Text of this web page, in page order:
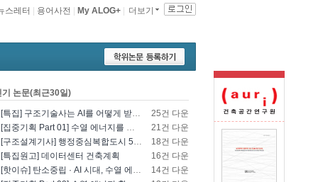
더보기
My ALOG+
용어사전
스레터
기 논문(최근30일)
[특집] 구조기술사는 AI를 어떻게 받아들일 것인가? - 영국구조기술사회의 AI 및 L..
25건 다운
[집중기획 Part 01] 수열 에너지를 이용한 건물 냉난방 및 데이터센터 냉각
21건 다운
[구조설계기사] 행정중심복합도시 5-1생활권 L5BL 공공주택 건설공사 모듈러 건축물 ..
18건 다운
[특집원고] 데이터센터 건축계획
16건 다운
[핫이슈] 탄소중립 · AI 시대, 수열 에너지 기술의 재조명과 고도화 방향
14건 다운